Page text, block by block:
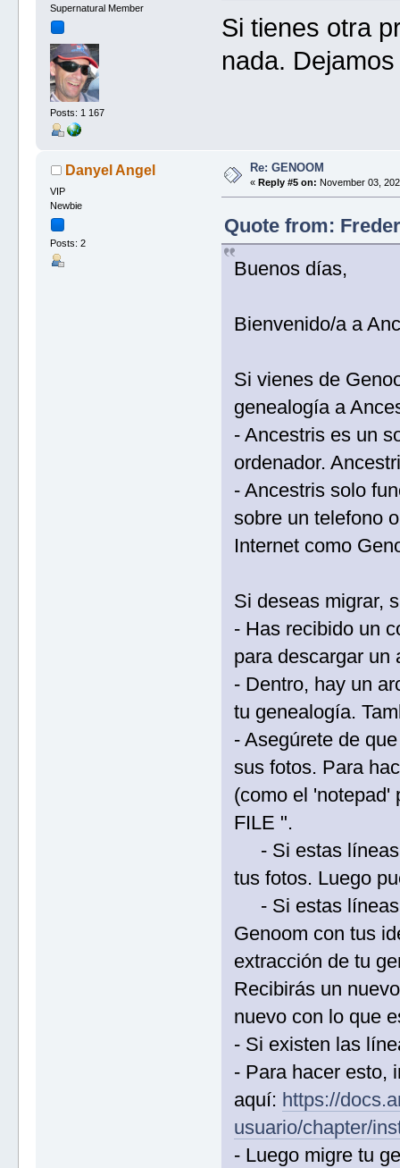
Supernatural Member
Posts: 1 167
Si tienes otra
nada.
Danyel Angel
VIP
Newbie
Posts: 2
Re: GENOOM
« Reply #5 on: November 03,
Quote from:
Buenos días,
Bienvenido/a a
Si vienes de
genealogía a
- Ancestris es un
ordenador.
- Ancestris solo
sobre un telefono
Internet como
Si deseas migrar,
- Has recibido un
para descargar un
- Dentro, hay un
tu genealogía.
- Asegúrete de
sus fotos. Para
(como el 'notepad'
FILE ".
- Si estas líneas
tus fotos. Luego
- Si estas líneas
Genoom con tus
extracción de tu
Recibirás un
nuevo con lo que
- Si existen las
- Para hacer esto,
aquí: https://
usuario/chapter/
- Luego migre tu